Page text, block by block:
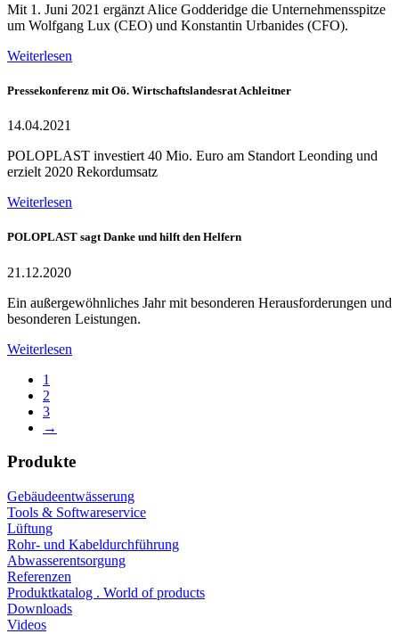
Mit 1. Juni 2021 ergänzt Alice Godderidge die Unternehmensspitze
um Wolfgang Lux (CEO) und Konstantin Urbanides (CFO).
Weiterlesen
Pressekonferenz mit Oö. Wirtschaftslandesrat Achleitner
14.04.2021
POLOPLAST investiert 40 Mio. Euro am Standort Leonding und
erzielt 2020 Rekordumsatz
Weiterlesen
POLOPLAST sagt Danke und hilft den Helfern
21.12.2020
Ein außergewöhnliches Jahr mit besonderen Herausforderungen und
besonderen Leistungen.
Weiterlesen
1
2
3
→
Produkte
Gebäudeentwässerung
Tools & Softwareservice
Lüftung
Rohr- und Kabeldurchführung
Abwasserentsorgung
Referenzen
Produktkatalog . World of products
Downloads
Videos